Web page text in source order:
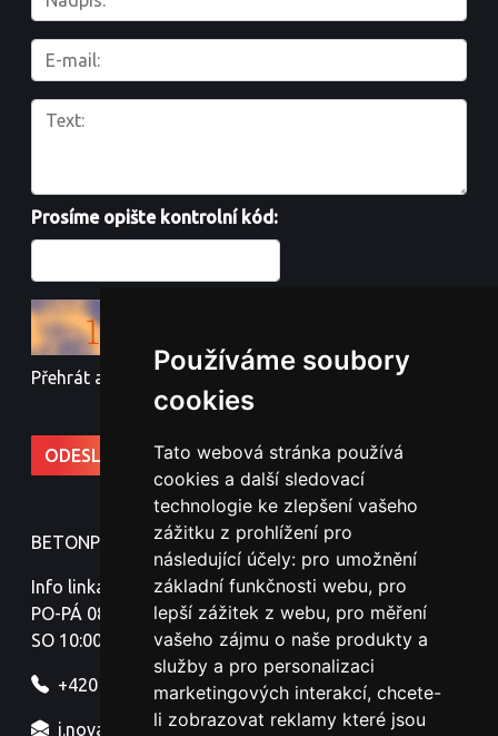
Používáme soubory
cookies
Tato webová stránka používá
cookies a další sledovací
technologie ke zlepšení vašeho
zážitku z prohlížení pro
následující účely: pro umožnění
základní funkčnosti webu, pro
lepší zážitek z webu, pro měření
vašeho zájmu o naše produkty a
služby a pro personalizaci
marketingových interakcí, chcete-
li zobrazovat reklamy které jsou
Prosíme opište kontrolní kód:
Přehrát audio kód
BETONPLOTY - Jindřich Nováček
Info linka:
PO-PÁ 08:00-18:00
SO 10:00-16:00
+420 777 329 316
j.novacek@betonoveplotyznojmo.cz